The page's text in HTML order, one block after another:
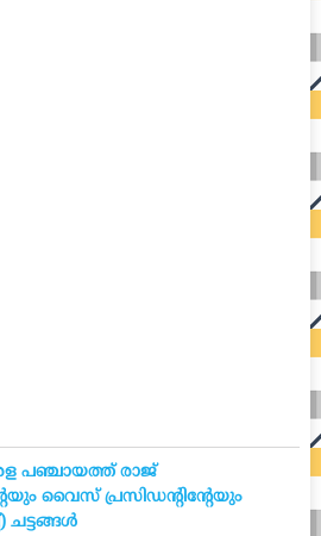
പഞ്ചായത്ത് രാജ്
വൈസ് പ്രസിഡന്റിന്റേയും
ചട്ടങ്ങൾ